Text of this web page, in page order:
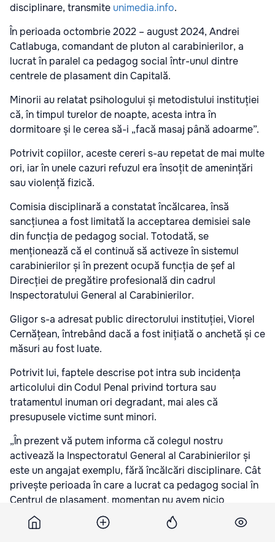
disciplinare, transmite unimedia.info.
În perioada octombrie 2022 – august 2024, Andrei
Catlabuga, comandant de pluton al carabinierilor, a
lucrat în paralel ca pedagog social într-unul dintre
centrele de plasament din Capitală.
Minorii au relatat psihologului și metodistului instituției
că, în timpul turelor de noapte, acesta intra în
dormitoare și le cerea să-i „facă masaj până adoarme”.
Potrivit copiilor, aceste cereri s-au repetat de mai multe
ori, iar în unele cazuri refuzul era însoțit de amenințări
sau violență fizică.
Comisia disciplinară a constatat încălcarea, însă
sancțiunea a fost limitată la acceptarea demisiei sale
din funcția de pedagog social. Totodată, se
menționează că el continuă să activeze în sistemul
carabinierilor și în prezent ocupă funcția de șef al
Direcției de pregătire profesională din cadrul
Inspectoratului General al Carabinierilor.
Gligor s-a adresat public directorului instituției, Viorel
Cernățean, întrebând dacă a fost inițiată o anchetă și ce
măsuri au fost luate.
Potrivit lui, faptele descrise pot intra sub incidența
articolului din Codul Penal privind tortura sau
tratamentul inuman ori degradant, mai ales că
presupusele victime sunt minori.
„În prezent vă putem informa că colegul nostru
activează la Inspectoratul General al Carabinierilor și
este un angajat exemplu, fără încălcări disciplinare. Cât
privește perioada în care a lucrat ca pedagog social în
Centrul de plasament, momentan nu avem nicio
informație. Continuăm să documentăm cazul”, au
răspuns reprezentanții Inspectoratului General al